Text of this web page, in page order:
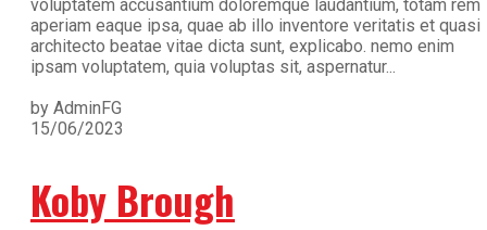
voluptatem accusantium doloremque laudantium, totam rem
aperiam eaque ipsa, quae ab illo inventore veritatis et quasi
architecto beatae vitae dicta sunt, explicabo. nemo enim
ipsam voluptatem, quia voluptas sit, aspernatur...
by AdminFG
15/06/2023
Koby Brough